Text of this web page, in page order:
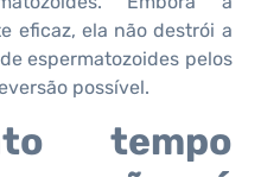
eficaz, ela não destrói a
espermatozoides pelos
possível.
tempo